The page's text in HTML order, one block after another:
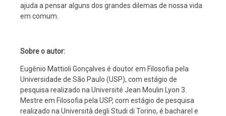
ajuda a pensar alguns dos grandes dilemas de nossa vida
em comum.
Sobre o autor:
Eugênio Mattioli Gonçalves é doutor em Filosofia pela
Universidade de São Paulo (USP), com estágio de
pesquisa realizado na Université Jean Moulin Lyon 3.
Mestre em Filosofia pela USP, com estágio de pesquisa
realizado na Università degli Studi di Torino, é bacharel e